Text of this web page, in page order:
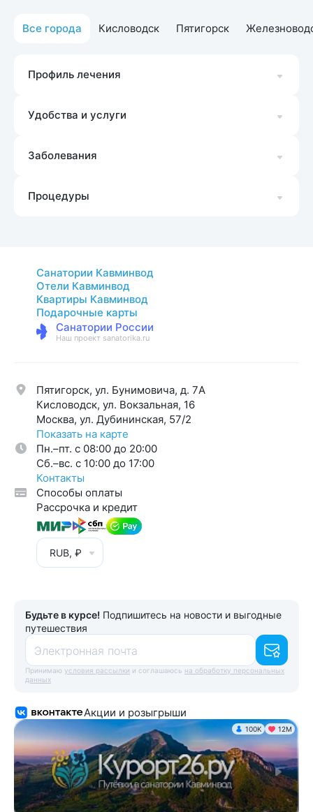
Все города Кисловодск Пятигорск
Профиль лечения
Удобства и услуги
Заболевания
Процедуры
Санатории Кавминвод
Отели Кавминвод
Квартиры Кавминвод
Подарочные карты
Санатории России
Наш проект sanatorika.ru
Пятигорск, ул. Бунимовича, д. 7A
Кисловодск, ул. Вокзальная, 16
Москва, ул. Дубининская, 57/2
Показать на карте
Пн.–пт. с 08:00 до 20:00
Cб.–вс. с 10:00 до 17:00
Контакты
Способы оплаты
Рассрочка и кредит
RUB, ₽
Будьте в курсе! Подпишитесь на новости и выгодные
путешествия
Электронная почта
Принимаю условия рассылки и соглашаюсь на обработку персональных
данных
Акции и розыгрыши
100K 12М